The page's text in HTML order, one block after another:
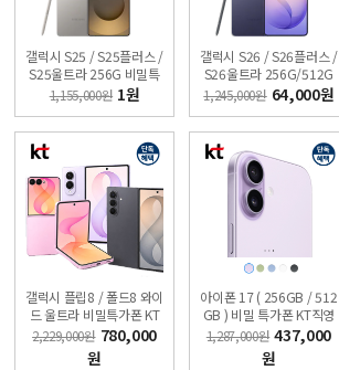
갤럭시 S25 / S25플러스 /
S25울트라 256G 비밀특
가폰 KT 온라인샵
1,155,000원 1원
갤럭시 S26 / S26플러스 /
S26울트라 256G/512G
[무료 견적받기] 싼올레폰
1,245,000원 64,000원
갤럭시 플립8 / 폴드8 와이
드 울트라 비밀특가폰 KT
온라인샵
2,229,000원 780,000
원
아이폰 17 ( 256GB / 512
GB ) 비밀 특가폰 KT직영
점 슈퍼모바일
1,287,000원 437,000
원